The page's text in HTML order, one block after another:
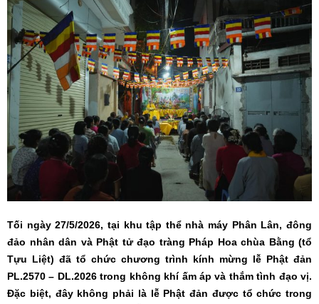
Tối ngày 27/5/2026, tại khu tập thể nhà máy Phân Lân, đông
đảo nhân dân và Phật tử đạo tràng Pháp Hoa chùa Bằng (tổ
Tựu Liệt) đã tổ chức chương trình kính mừng lễ Phật đản
PL.2570 – DL.2026 trong không khí ấm áp và thắm tình đạo vị.
Đặc biệt, đây không phải là lễ Phật đản được tổ chức trong